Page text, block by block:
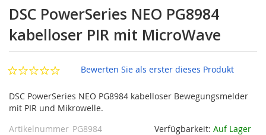
Anfang
der
Bildgalerie
springen
DSC PowerSeries NEO PG8984
kabelloser PIR mit MicroWave
Bewerten Sie als erster dieses Produkt
DSC PowerSeries NEO PG8984 kabelloser Bewegungsmelder
mit PIR und Mikrowelle.
Verfügbarkeit: Auf Lager
Artikelnummer PG8984